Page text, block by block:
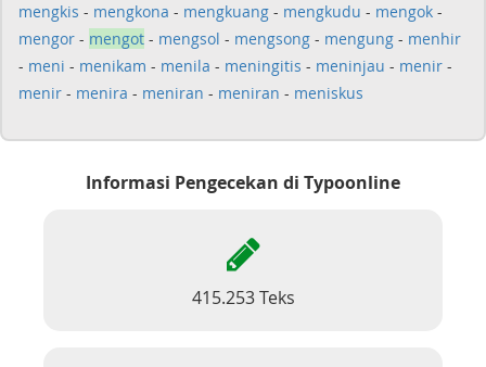
mengkis - mengkona - mengkuang - mengkudu - mengok -
mengor - mengot - mengsol - mengsong - mengung - menhir
- meni - menikam - menila - meningitis - meninjau - menir -
menir - menira - meniran - meniran - meniskus
Informasi Pengecekan di Typoonline
415.253 Teks